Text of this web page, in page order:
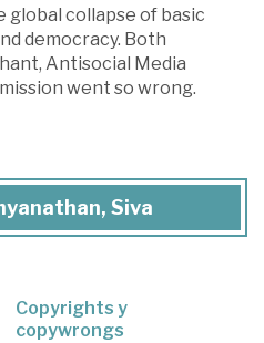
collapse of basic
democracy. Both
Antisocial Media
went so wrong.
Siva
Copyrights y
copywrongs